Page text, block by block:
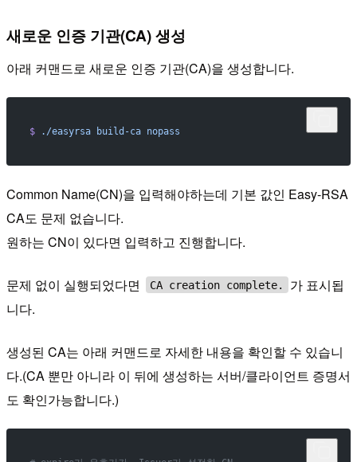
새로운 인증 기관(CA) 생성
아래 커맨드로 새로운 인증 기관(CA)을 생성합니다.
$ ./easyrsa build-ca nopass
Common Name(CN)을 입력해야하는데 기본 값인 Easy-RSA
CA도 문제 없습니다.
원하는 CN이 있다면 입력하고 진행합니다.
문제 없이 실행되었다면 CA creation complete.
가 표시됩
니다.
생성된 CA는 아래 커맨드로 자세한 내용을 확인할 수 있습니
다.(CA 뿐만 아니라 이 뒤에 생성하는 서버/클라이언트 증명서
도 확인가능합니다.)